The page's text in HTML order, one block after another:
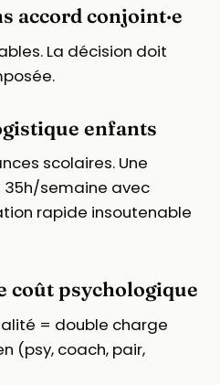
accord conjoint·e
La décision doit
enfants
scolaires. Une
semaine avec
rapide insoutenable
coût psychologique
= double charge
(psy, coach, pair,